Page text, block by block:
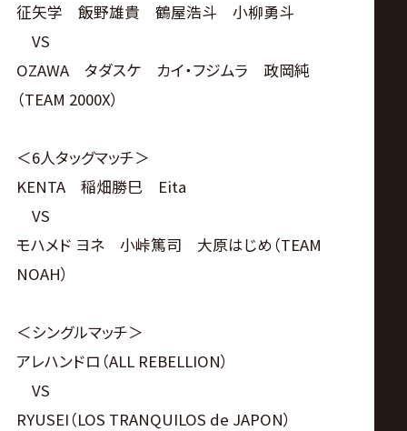
征矢学 飯野雄貴 鶴屋浩斗 小柳勇斗
VS
OZAWA タダスケ カイ・フジムラ 政岡純
（TEAM 2000X）
＜6人タッグマッチ＞
KENTA 稲畑勝巳 Eita
VS
モハメド ヨネ 小峠篤司 大原はじめ（TEAM
NOAH）
＜シングルマッチ＞
アレハンドロ（ALL REBELLION）
VS
RYUSEI（LOS TRANQUILOS de JAPON）